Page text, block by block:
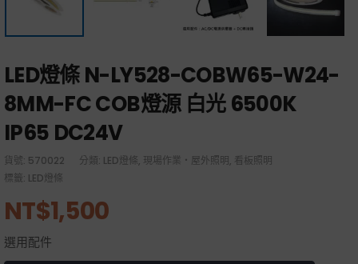
LED燈條 N-LY528-COBW65-W24-
8MM-FC COB燈源 白光 6500K
IP65 DC24V
貨號: 570022 分類: LED燈條, 現場作業・屋外照明, 看板照明
標籤: LED燈條
NT$1,500
選用配件